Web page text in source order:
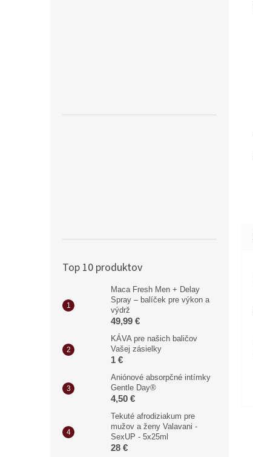
Top 10 produktov
Maca Fresh Men + Delay
Spray – balíček pre výkon a
výdrž
49,99 €
KÁVA pre našich baličov
Vašej zásielky
1 €
Aniónové absorpčné intímky
Gentle Day®
4,50 €
Tekuté afrodiziakum pre
mužov a ženy Valavani -
SexUP - 5x25ml
28 €